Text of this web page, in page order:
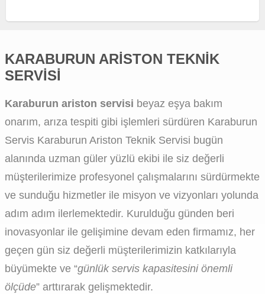
KARABURUN ARISTON TEKNIK
SERVISI
Karaburun ariston servisi beyaz eşya bakım
onarım, arıza tespiti gibi işlemleri sürdüren Karaburun
Servis Karaburun Ariston Teknik Servisi bugün
alanında uzman güler yüzlü ekibi ile siz değerli
müşterilerimize profesyonel çalışmalarını sürdürmekte
ve sunduğu hizmetler ile misyon ve vizyonları yolunda
adım adım ilerlemektedir. Kurulduğu günden beri
inovasyonlar ile gelişimine devam eden firmamız, her
geçen gün siz değerli müşterilerimizin katkılarıyla
büyümekte ve “günlük servis kapasitesini önemli
ölçüde” arttırarak gelişmektedir.